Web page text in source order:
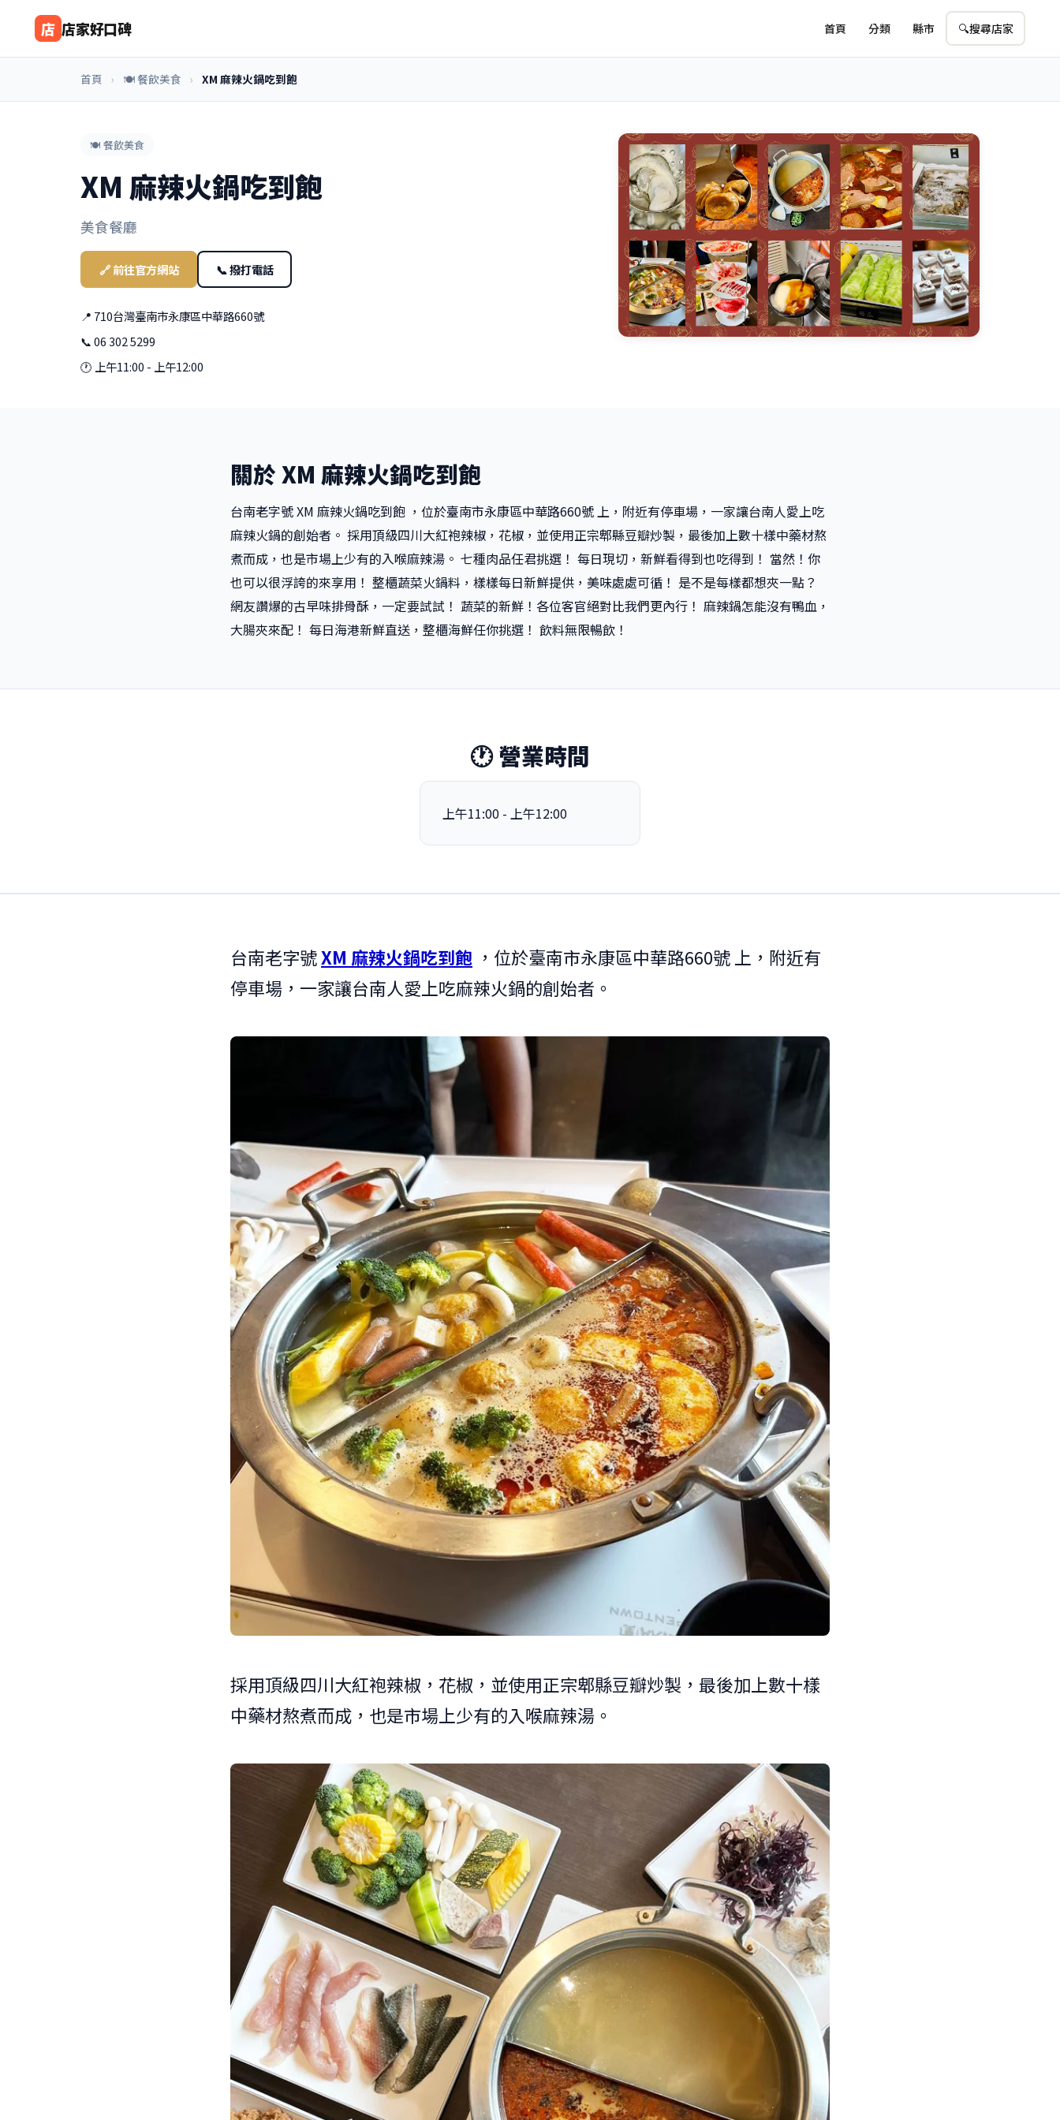
店 店家好口碑 首頁 分類 縣市 🔍搜尋店家
首頁 › 🍽️ 餐飲美食 › XM 麻辣火鍋吃到飽
🍽️ 餐飲美食
XM 麻辣火鍋吃到飽
美食餐廳
🔗 前往官方網站 📞 撥打電話
📍 710台灣臺南市永康區中華路660號
📞 06 302 5299
🕐 上午11:00 - 上午12:00
關於 XM 麻辣火鍋吃到飽
台南老字號 XM 麻辣火鍋吃到飽 ，位於臺南市永康區中華路660號 上，附近有停車場，一家讓台南人愛上吃
麻辣火鍋的創始者。 採用頂級四川大紅袍辣椒，花椒，並使用正宗郫縣豆瓣炒製，最後加上數十樣中藥材熬
煮而成，也是市場上少有的入喉麻辣湯。 七種肉品任君挑選！ 每日現切，新鮮看得到也吃得到！ 當然！你
也可以很浮誇的來享用！ 整櫃蔬菜火鍋料，樣樣每日新鮮提供，美味處處可循！ 是不是每樣都想夾一點？
網友讚爆的古早味排骨酥，一定要試試！ 蔬菜的新鮮！各位客官絕對比我們更內行！ 麻辣鍋怎能沒有鴨血，
大腸夾來配！ 每日海港新鮮直送，整櫃海鮮任你挑選！ 飲料無限暢飲！
🕐 營業時間
上午11:00 - 上午12:00
台南老字號XM 麻辣火鍋吃到飽 ，位於臺南市永康區中華路660號 上，附近有
停車場，一家讓台南人愛上吃麻辣火鍋的創始者。
採用頂級四川大紅袍辣椒，花椒，並使用正宗郫縣豆瓣炒製，最後加上數十樣
中藥材熬煮而成，也是市場上少有的入喉麻辣湯。